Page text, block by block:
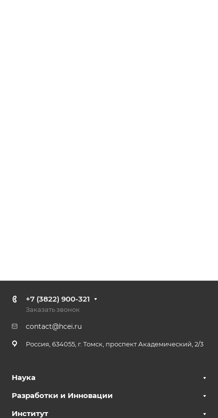
+7 (3822) 900-321
Заказать звонок
contact@hcei.ru
Россия, 634055, г. Томск, проспект Академический, 2/3
Наука
Разработки и Инновации
Институт